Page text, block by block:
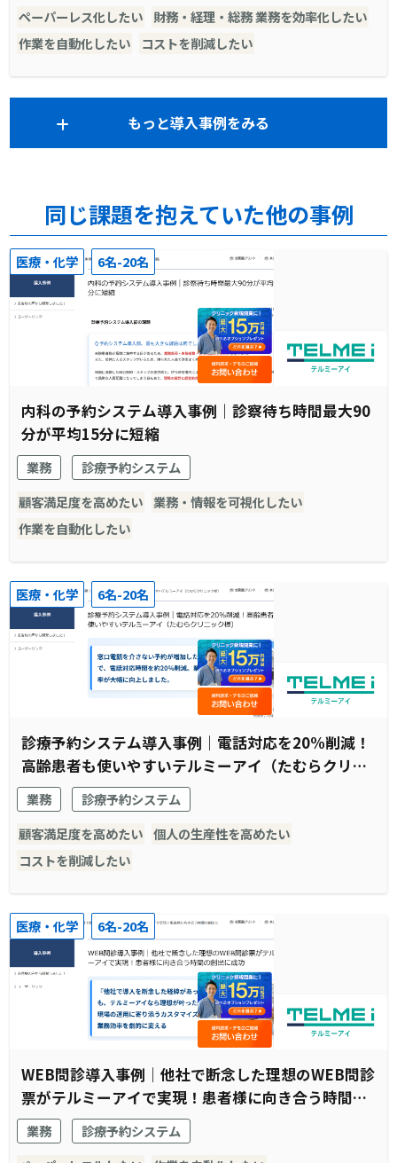
ペーパーレス化したい 財務・経理・総務 業務を効率化したい
作業を自動化したい
コストを削減したい
もっと導入事例をみる
同じ課題を抱えていた他の事例
医療・化学 6名-20名
内科の予約システム導入事例｜診察待ち時間最大90
分が平均15分に短縮
業務
診療予約システム
顧客満足度を高めたい 業務・情報を可視化したい
作業を自動化したい
医療・化学 6名-20名
診療予約システム導入事例｜電話対応を20%削減！
高齢患者も使いやすいテルミーアイ（たむらクリニ
ック様）
業務
診療予約システム
顧客満足度を高めたい 個人の生産性を高めたい
コストを削減したい
医療・化学 6名-20名
WEB問診導入事例｜他社で断念した理想のWEB問診
票がテルミーアイで実現！患者様に向き合う時間の
創出に成功
業務
診療予約システム